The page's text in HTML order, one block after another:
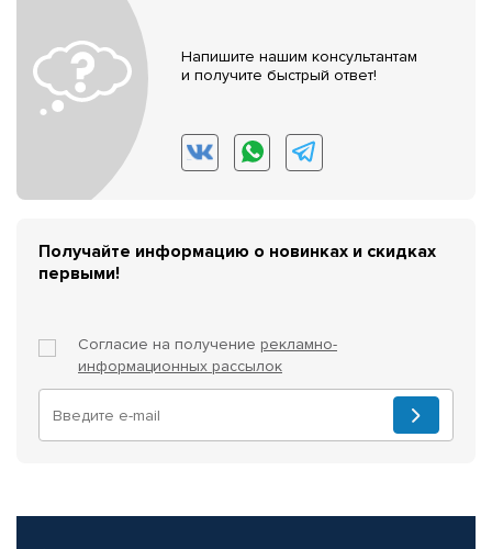
Напишите нашим консультантам
и получите быстрый ответ!
Получайте информацию о новинках и скидках
первыми!
Согласие на получение рекламно-
информационных рассылок